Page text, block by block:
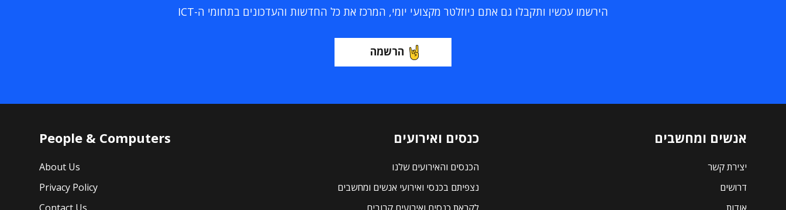
הירשמו עכשיו ותקבלו גם אתם ניוזלטר מקצועי יומי, המרכז את כל החדשות והעדכונים בתחומי ה-ICT
הרשמה
אנשים ומחשבים
יצירת קשר
דרושים
כנסים ואירועים
הכנסים והאירועים שלנו
נצפיתם בכנסי ואירועי אנשים ומחשבים
People & Computers
About Us
Privacy Policy